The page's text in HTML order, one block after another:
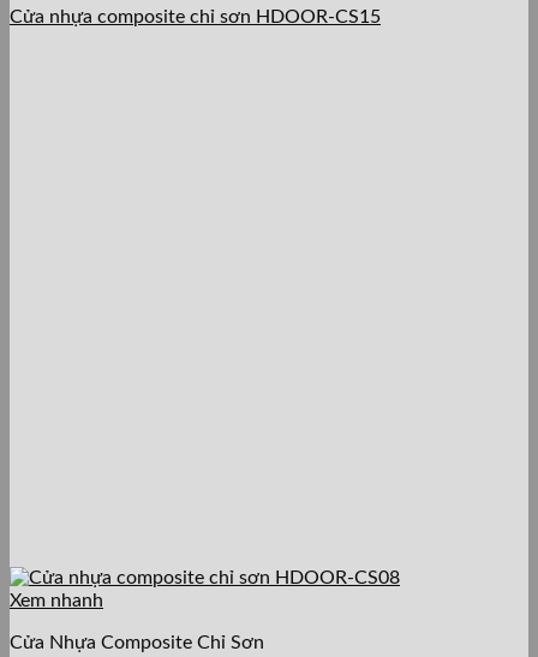
Cửa nhựa composite chỉ sơn HDOOR-CS15
Xem nhanh
Cửa Nhựa Composite Chỉ Sơn